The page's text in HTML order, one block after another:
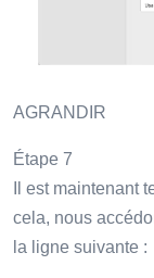
AGRANDIR
Étape 7
Il est maintenant
cela, nous
la ligne suivante :